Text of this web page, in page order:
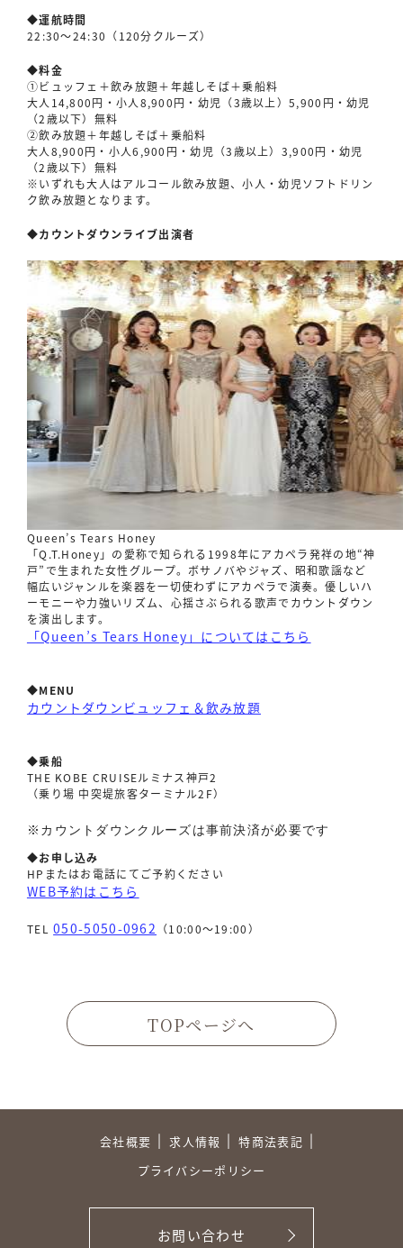
◆運航時間
22:30〜24:30（120分クルーズ）
◆料金
①ビュッフェ＋飲み放題＋年越しそば＋乗船料
大人14,800円・小人8,900円・幼児（3歳以上）5,900円・幼児
（2歳以下）無料
②飲み放題＋年越しそば＋乗船料
大人8,900円・小人6,900円・幼児（3歳以上）3,900円・幼児
（2歳以下）無料
※いずれも大人はアルコール飲み放題、小人・幼児ソフトドリン
ク飲み放題となります。
◆カウントダウンライブ出演者
Queen’s Tears Honey
「Q.T.Honey」の愛称で知られる1998年にアカペラ発祥の地“神
戸”で生まれた女性グループ。ボサノバやジャズ、昭和歌謡など
幅広いジャンルを楽器を一切使わずにアカペラで演奏。優しいハ
ーモニーや力強いリズム、心揺さぶられる歌声でカウントダウン
を演出します。
「Queen’s Tears Honey」についてはこちら
◆MENU
カウントダウンビュッフェ＆飲み放題
◆乗船
THE KOBE CRUISEルミナス神戸2
（乗り場 中突堤旅客ターミナル2F）
※カウントダウンクルーズは事前決済が必要です
◆お申し込み
HPまたはお電話にてご予約ください
WEB予約はこちら
TEL050-5050-0962 （10:00〜19:00）
TOPページへ
会社概要 求人情報
特商法表記
プライバシーポリシー
お問い合わせ